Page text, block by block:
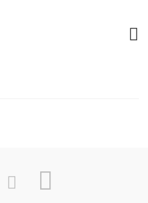
FORESTAL